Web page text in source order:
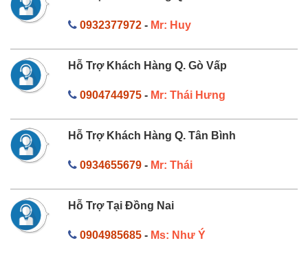
0932377972- Mr: Huy
Hỗ Trợ Khách Hàng Q. Gò Vấp
0904744975- Mr: Thái Hưng
Hỗ Trợ Khách Hàng Q. Tân Bình
0934655679- Mr: Thái
Hỗ Trợ Tại Đồng Nai
0904985685- Ms: Như Ý